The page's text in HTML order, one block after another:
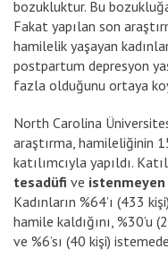
bozukluktur. Bu
Fakat yapılan son
hamilelik yaşayan
postpartum depresyon
fazla olduğunu ortaya
North Carolina
araştırma, hamileliğinin
katılımcıyla yapıldı.
tesadüfi ve istenmeyen
Kadınların %64’ı (433
hamile kaldığını, %30’u
ve %6’sı (40 kişi)